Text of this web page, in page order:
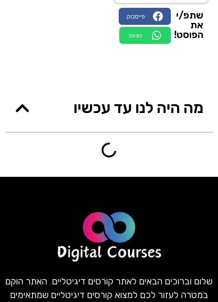
שתפ/י
את
הפוסט!
פייסבוק
ווצאפ
מה היה לנו עד עכשיו
שלום וברוכים הבאים לאתר קורסים דיגיטליים. האתר הוקם
במטרה לעזור לכם למצוא קורסים דיגיטליים שמתאימים